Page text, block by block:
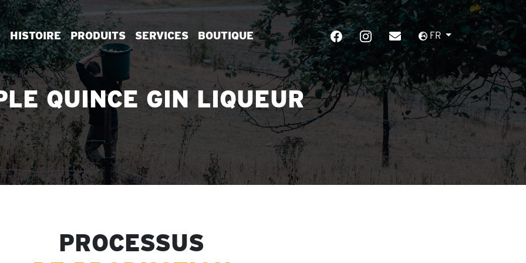
HISTOIRE PRODUITS SERVICES BOUTIQUE FR
QUINCE GIN LIQUEUR
PROCESSUS